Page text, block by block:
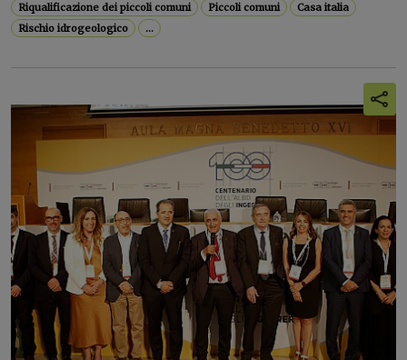
Riqualificazione dei piccoli comuni Piccoli comuni
Casa italia
Rischio idrogeologico
...